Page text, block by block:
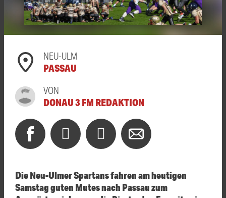
NEU-ULM
PASSAU
VON
DONAU 3 FM REDAKTION
Die Neu-Ulmer Spartans fahren am heutigen
Samstag guten Mutes nach Passau zum